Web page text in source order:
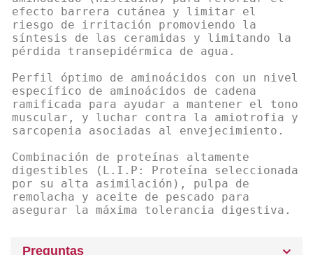
efecto barrera cutánea y limitar el
riesgo de irritación promoviendo la
síntesis de las ceramidas y limitando la
pérdida transepidérmica de agua.
Perfil óptimo de aminoácidos con un nivel
específico de aminoácidos de cadena
ramificada para ayudar a mantener el tono
muscular, y luchar contra la amiotrofia y
sarcopenia asociadas al envejecimiento.
Combinación de proteínas altamente
digestibles (L.I.P: Proteína seleccionada
por su alta asimilación), pulpa de
remolacha y aceite de pescado para
asegurar la máxima tolerancia digestiva.
Preguntas